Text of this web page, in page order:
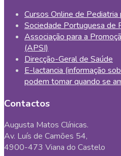
Cursos Online de
Sociedade Portuguesa de
Associação para a
(APSI)
Direcção-Geral de Saúde
E-lactancia (informação
podem tomar quando se
Contactos
Augusta Matos Clínicas.
Av. Luís de Camões 54,
4900-473 Viana do Castelo